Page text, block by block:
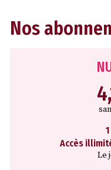
Nos
Accès
Le